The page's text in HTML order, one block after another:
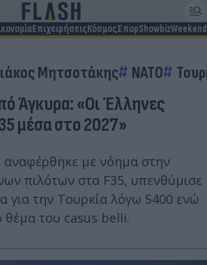
ΕπιχειρήσειςΚόσμοςΣπορShowbizWeekend
Μητσοτάκης ΝΑΤΟ
Άγκυρα: «Οι Έλληνες
μέσα στο 2027»
με νόημα στην
πιλότων στα F35, υπενθύμισε
για την Τουρκία λόγω S400 ενώ
θέμα του casus belli.